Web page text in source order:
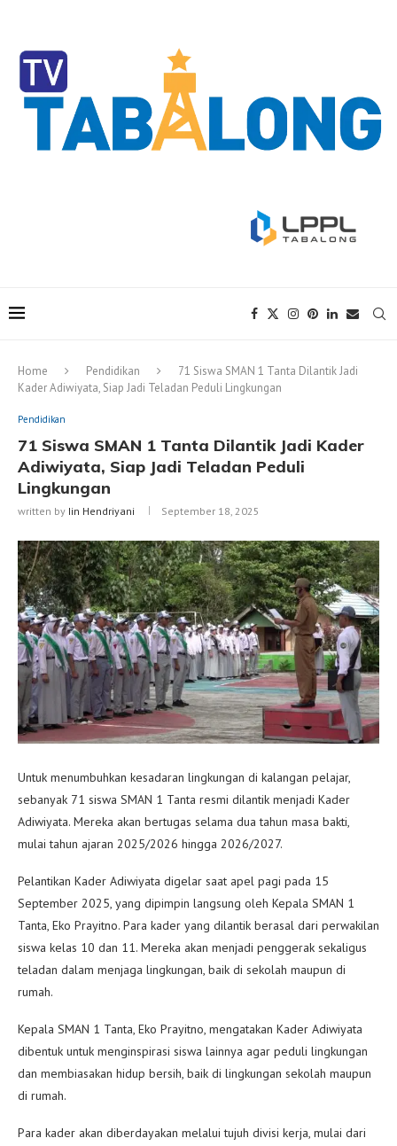
Home Pendidikan
71 Siswa SMAN 1 Tanta Dilantik Jadi
Kader Adiwiyata, Siap Jadi Teladan Peduli Lingkungan
Pendidikan
71 Siswa SMAN 1 Tanta Dilantik Jadi Kader
Adiwiyata, Siap Jadi Teladan Peduli
Lingkungan
written by Iin Hendriyani September 18, 2025
Untuk menumbuhkan kesadaran lingkungan di kalangan pelajar,
sebanyak 71 siswa SMAN 1 Tanta resmi dilantik menjadi Kader
Adiwiyata. Mereka akan bertugas selama dua tahun masa bakti,
mulai tahun ajaran 2025/2026 hingga 2026/2027.
Pelantikan Kader Adiwiyata digelar saat apel pagi pada 15
September 2025, yang dipimpin langsung oleh Kepala SMAN 1
Tanta, Eko Prayitno. Para kader yang dilantik berasal dari perwakilan
siswa kelas 10 dan 11. Mereka akan menjadi penggerak sekaligus
teladan dalam menjaga lingkungan, baik di sekolah maupun di
rumah.
Kepala SMAN 1 Tanta, Eko Prayitno, mengatakan Kader Adiwiyata
dibentuk untuk menginspirasi siswa lainnya agar peduli lingkungan
dan membiasakan hidup bersih, baik di lingkungan sekolah maupun
di rumah.
Para kader akan diberdayakan melalui tujuh divisi kerja, mulai dari